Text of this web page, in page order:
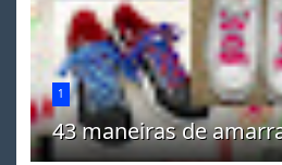
1
43 maneiras de